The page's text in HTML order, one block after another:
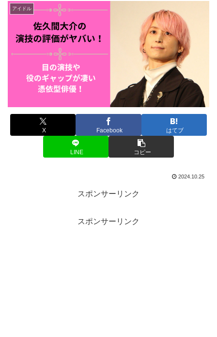
アイドル
X Facebook はてブ
LINE コピー
2024.10.25
スポンサーリンク
スポンサーリンク